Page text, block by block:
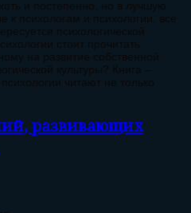
и постепенно, но в лучшую
к психологам и психологии, все
психологической
стоит прочитать
на развитие собственной
культуры? Книга –
читают не только
развивающих